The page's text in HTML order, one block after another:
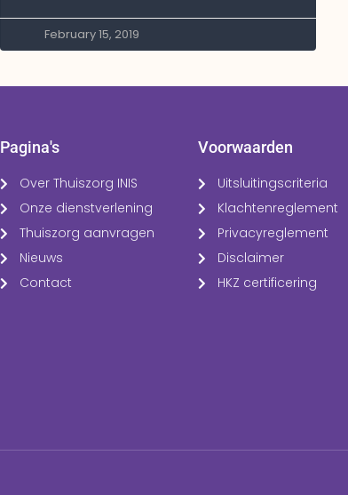
February 15, 2019
Pagina's
Over Thuiszorg INIS
Onze dienstverlening
Thuiszorg aanvragen
Nieuws
Contact
Voorwaarden
Uitsluitingscriteria
Klachtenreglement
Privacyreglement
Disclaimer
HKZ certificering